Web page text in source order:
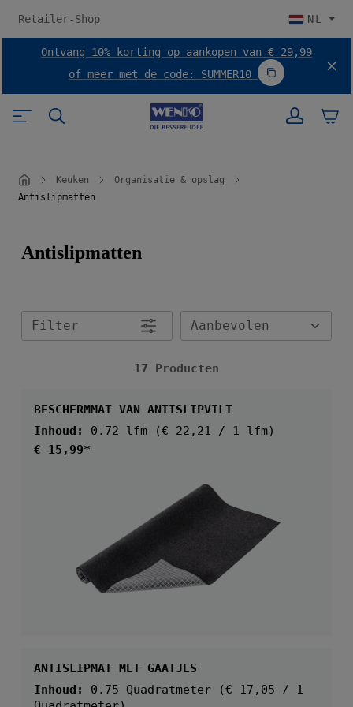
Retailer-Shop NL
Ontvang 10% korting op aankopen van € 29,99
of meer met de code: SUMMER10
Code
Keuken
Organisatie & opslag
Antislipmatten
Antislipmatten
Filter
17 Producten
BESCHERMMAT VAN ANTISLIPVILT
Inhoud: 0.72 lfm (€ 22,21 / 1 lfm)
Normale prijs:
€ 15,99*
ANTISLIPMAT MET GAATJES
Inhoud: 0.75 Quadratmeter
(€ 17,05 / 1